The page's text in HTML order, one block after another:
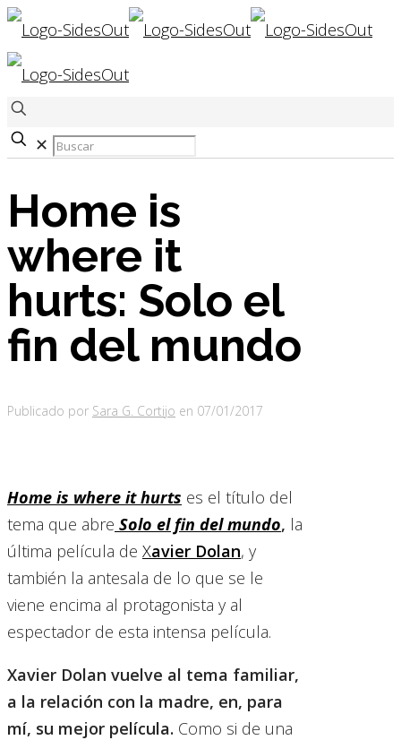
✕
Home is
where it
hurts: Solo el
fin del mundo
Publicado por Sara G. Cortijo en 07/01/2017
Home is where it hurts es el título del
tema que abre Solo el fin del mundo, la
última película de Xavier Dolan, y
también la antesala de lo que se le
viene encima al protagonista y al
espectador de esta intensa película.
Xavier Dolan vuelve al tema familiar,
a la relación con la madre, en, para
mí, su mejor película. Como si de una